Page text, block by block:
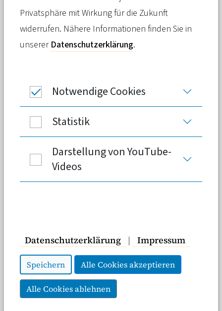
wichtige Rolle spielen dabei die
Alterungsrückstellungen. Jede
Beitragsanpassungwird von
Zur Darstellung von Videos nutzen wir YouTube,
eingeloggter Youtube-Nutzer auch Cookies nutzt.
Zudem werden Daten außerhalb der EU verarbeitet
und dort kann der europäische Datenschutzstandard
nicht gewährleistet werden. Weitere Infos
entnehmen Sie unserer Datenschutzerklärung. Mit
einem Klick stimmen Sie der Datenschutzerklärung
Krankenversicherungsbeiträge in der
Privaten Krankenversicherung (PKV) erfolgt
nach dem sogenannten
Äquivalenzprinzip
. Dabei wird stets ein Kollektiv betrachtet,
Privatsphäre mit Wirkung für die Zukunft
widerrufen. Nähere Informationen finden Sie in
unserer Datenschutzerklärung.
Notwendige Cookies
Statistik
Darstellung von YouTube-
Videos
Datenschutzerklärung | Impressum
Speichern Alle Cookies akzeptieren
Alle Cookies ablehnen